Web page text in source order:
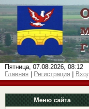
Пятница, 07.08.2026, 08:12
Главная
Регистрация
Меню сайта